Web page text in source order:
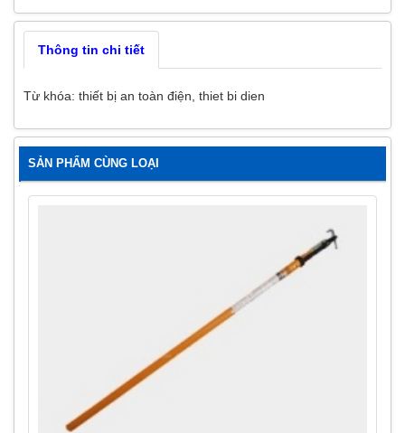
Thông tin chi tiết
Từ khóa: thiết bị an toàn điện thiet bi dien
SẢN PHẨM CÙNG LOẠI